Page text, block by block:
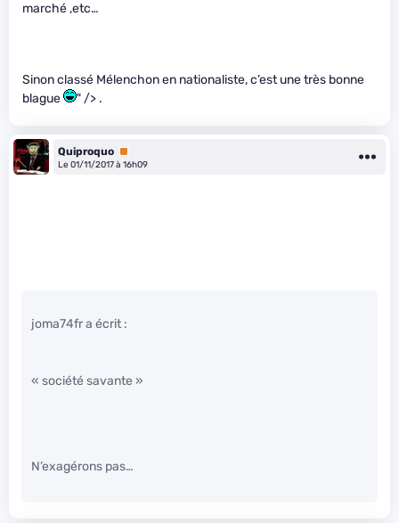
marché ,etc…
Sinon classé Mélenchon en nationaliste, c’est une très bonne
blague
" /> .
Quiproquo Premium
Le 01/11/2017 à 16h09
joma74fr a écrit :
« société savante »
N’exagérons pas…